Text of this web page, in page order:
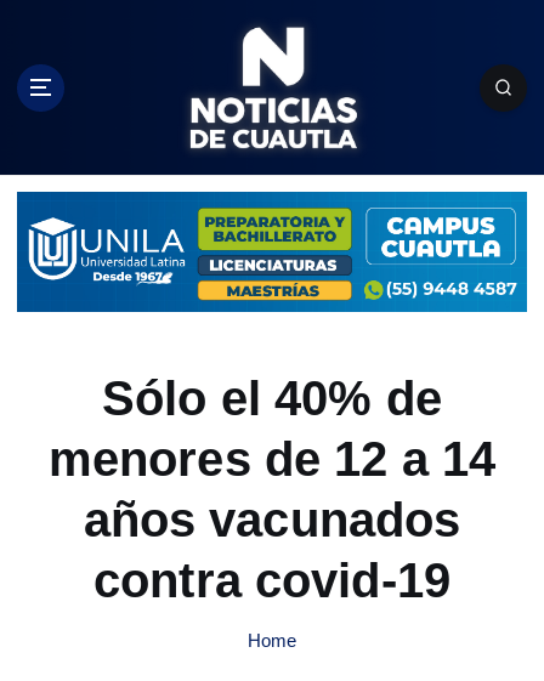
c
Sólo el 40% de
menores de 12 a 14
años vacunados
contra covid-19
Home